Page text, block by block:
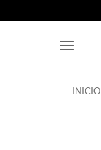
al
INICIO